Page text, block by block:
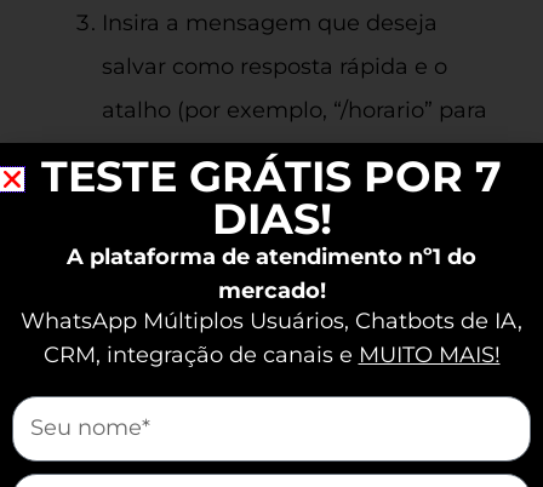
Insira a mensagem que deseja
salvar como resposta rápida e o
atalho (por exemplo, “/horario” para
enviar automaticamente o horário
de funcionamento).
Salve a resposta rápida.
Dicas para Criar
Mensagens Eficientes
Criar mensagens automáticas eficientes
requer atenção à clareza, brevidade e
TESTE GRÁTIS POR 7
DIAS!
A plataforma de atendimento nº1 do
mercado!
WhatsApp Múltiplos Usuários, Chatbots de IA,
CRM, integração de canais e MUITO MAIS!
mauticform[nome]